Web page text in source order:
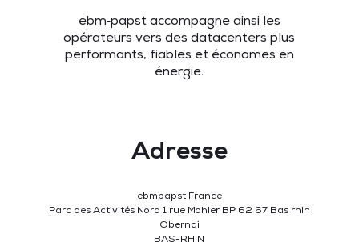
ebm‑papst accompagne ainsi les
opérateurs vers des datacenters plus
performants, fiables et économes en
énergie.
Adresse
ebmpapst France
Parc des Activités Nord 1 rue Mohler BP 62 67 Bas rhin
Obernai
BAS-RHIN